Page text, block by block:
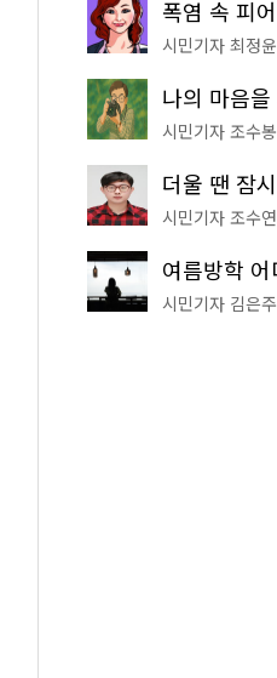
시민기자 최정윤
시민기자 조수봉
시민기자 조수연
시민기자 김은주